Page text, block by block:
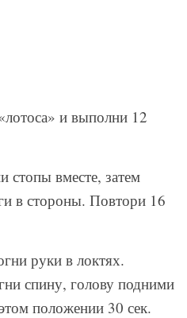
и выполни 12
стопы вместе, затем
в стороны. Повтори 16
руки в локтях.
спину, голову подними
положении 30 сек.